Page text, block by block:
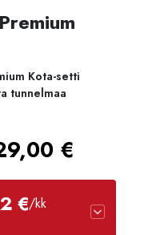
Kota-setti
tunnelmaa
€
€/kk